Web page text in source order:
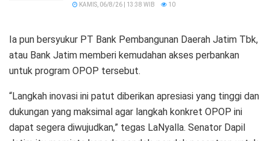
KAMIS, 06/8/26 | 13:38 WIB 10
Ia pun bersyukur PT Bank Pembangunan Daerah Jatim Tbk,
atau Bank Jatim memberi kemudahan akses perbankan
untuk program OPOP tersebut.
“Langkah inovasi ini patut diberikan apresiasi yang tinggi dan
dukungan yang maksimal agar langkah konkret OPOP ini
dapat segera diwujudkan,” tegas LaNyalla. Senator Dapil